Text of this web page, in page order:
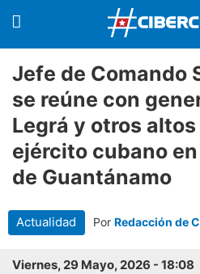
Jefe de Comando
se reúne con
Legrá y otros
ejército cubano
de Guantánamo
Actualidad Por Redacción de
Viernes, 29 Mayo, 2026 - 18:08